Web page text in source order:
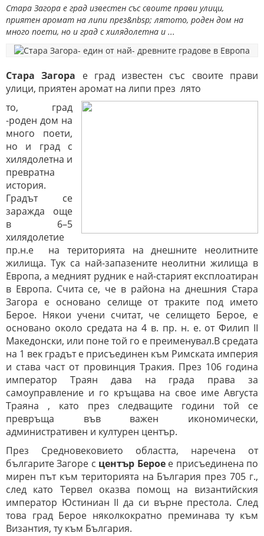
Стара Загора е град известен със своите прави улици,
приятен аромат на липи през&nbsp; лятото, роден дом на
много поети, но и град с хилядолетна и ...
Стара Загора е град известен със своите прави
улици, приятен аромат на липи през лято
то, град
-роден дом на
много поети,
но и град с
хилядолетна и
превратна
история.
Градът се
заражда още
в 6–5
хилядолетие
пр.н.е на територията на днешните неолитните
жилища. Тук са най-запазените неолитни жилища в
Европа, а медният рудник е най-старият експлоатиран
в Европа. Счита се, че в района на днешния Стара
Загора е основано селище от траките под името
Берое. Някои учени считат, че селището Берое, е
основано около средата на 4 в. пр. н. е. от Филип II
Македонски, или поне той го е преименувал.В средата
на 1 век градът е присъединен към Римската империя
и става част от провинция Тракия. През 106 година
император Траян дава на
града права за
самоуправление и го кръщава на свое име Августа
Траяна , като през следващите години той се
превръща във важен икономически,
административен и културен център.
През Средновековието областта, наречена от
българите Загоре с център Бероее присъединена по
мирен път към територията на България през 705 г.,
след като Тервел оказва помощ на византийския
император Юстиниан II да си върне престола. След
това град Берое няколкократно преминава ту към
Византия, ту към България.